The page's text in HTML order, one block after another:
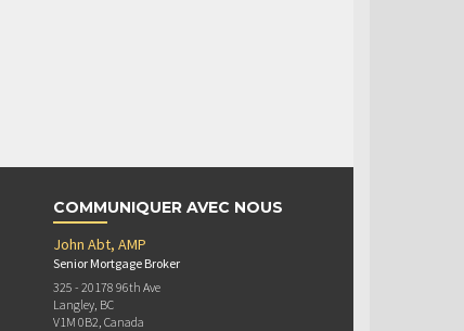
COMMUNIQUER AVEC NOUS
John Abt, AMP
Senior Mortgage Broker
325 - 20178 96th Ave
Langley, BC
V1M 0B2, Canada